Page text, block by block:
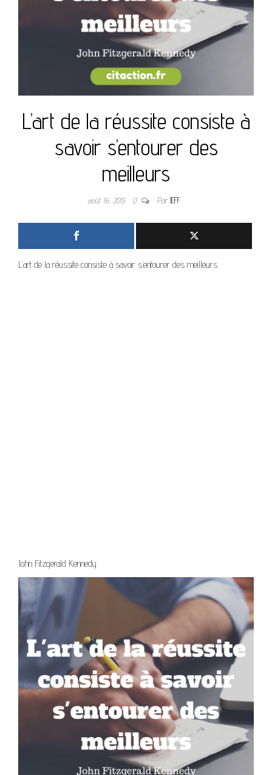
L’art de la réussite consiste à
savoir s’entourer des
meilleurs
août 16, 2015 0 ParJEFF
L’art de la réussite consiste à savoir s’entourer des meilleurs.
John Fitzgerald Kennedy